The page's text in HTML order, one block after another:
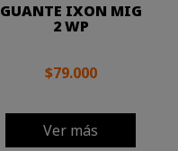
GUANTE IXON MIG
2 WP
$79.000
Ver más